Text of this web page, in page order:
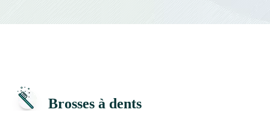
Brosses à dents